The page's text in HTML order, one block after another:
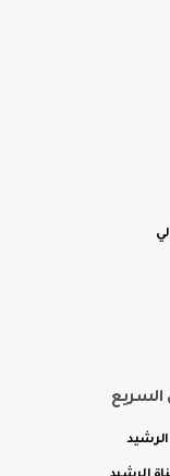
السريع
الرشيد